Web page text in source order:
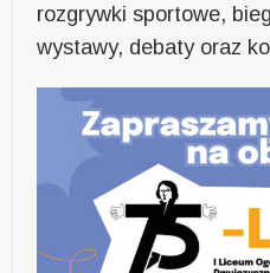
rozgrywki sportowe,
wystawy, debaty oraz